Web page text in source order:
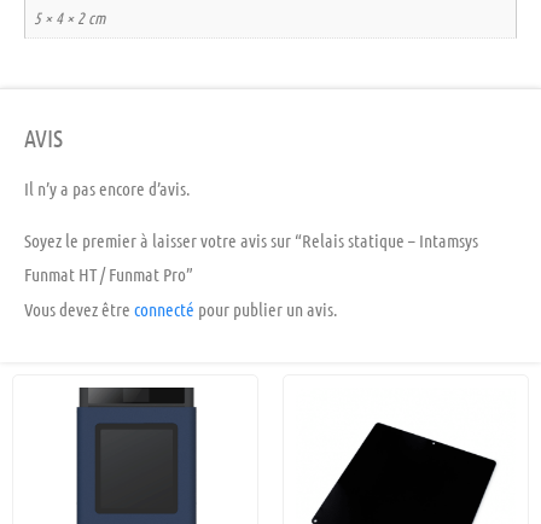
5 × 4 × 2 cm
AVIS
Il n’y a pas encore d’avis.
Soyez le premier à laisser votre avis sur “Relais statique – Intamsys
Funmat HT / Funmat Pro”
Vous devez être connecté pour publier un avis.